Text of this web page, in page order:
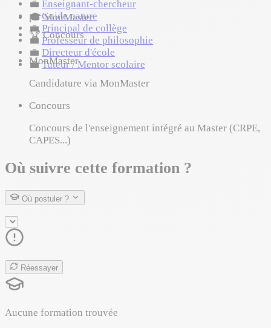
💼 Enseignant-chercheur
💼 Guide nature
💼 Principal de collège
💼 Professeur de philosophie
💼 Directeur d'école
💼 Tuteur / Mentor scolaire
🎓MonMaster
🏆Concours
MonMaster
Candidature via MonMaster
Concours
Concours de l'enseignement intégré au Master (CRPE,
CAPES...)
Où suivre cette formation ?
Où postuler ?
Réessayer
Aucune formation trouvée